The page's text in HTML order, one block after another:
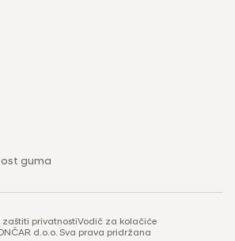
guma
zaštiti privatnostiVodič za kolačiće
d.o.o. Sva prava pridržana